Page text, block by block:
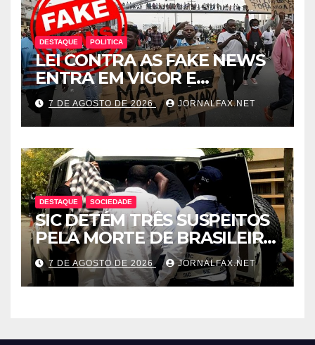
DESTAQUE POLITICA
LEI CONTRA AS FAKE NEWS
ENTRA EM VIGOR E
ABRANGE CONTEÚDOS
PRODUZIDOS NO
ESTRANGEIRO
7 DE AGOSTO DE 2026 JORNALFAX.NET
DESTAQUE SOCIEDADE
SIC DETÉM TRÊS SUSPEITOS
PELA MORTE DE BRASILEIRO
LIGADO AO TRÁFICO DE
DROGA EM LUANDA
7 DE AGOSTO DE 2026 JORNALFAX.NET